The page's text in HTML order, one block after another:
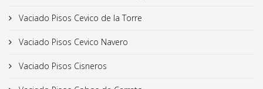
Vaciado Pisos Cevico de la Torre
Vaciado Pisos Cevico Navero
Vaciado Pisos Cisneros